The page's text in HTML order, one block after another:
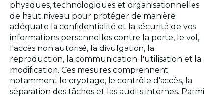
physiques, technologiques et organisationnelles
de haut niveau pour protéger de manière
adéquate la confidentialité et la sécurité de vos
informations personnelles contre la perte, le vol,
l'accès non autorisé, la divulgation, la
reproduction, la communication, l'utilisation et la
modification. Ces mesures comprennent
notamment le cryptage, le contrôle d'accès, la
séparation des tâches et les audits internes. Parmi